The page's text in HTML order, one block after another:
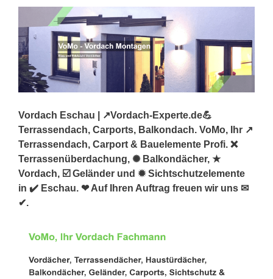
Vordach Eschau | ↗️Vordach-Experte.de💪
Terrassendach, Carports, Balkondach. VoMo, Ihr ↗️
Terrassendach, Carport & Bauelemente Profi. ❌
Terrassenüberdachung, ✺ Balkondächer, ★
Vordach, ☑️ Geländer und ✹ Sichtschutzelemente
in ✔️ Eschau. ❤ Auf Ihren Auftrag freuen wir uns ✉
✔.